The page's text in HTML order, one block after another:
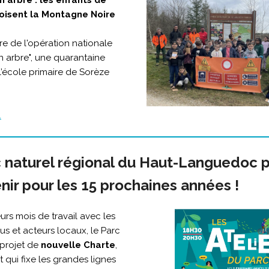
la Montagne Noire
de l'opération nationale
arbre", une quarantaine
primaire de Sorèze
naturel régional du Haut-Languedoc
pour les 15 prochaines années !
mois de travail avec les
et acteurs locaux, le Parc
de nouvelle Charte,
qui fixe les grandes lignes